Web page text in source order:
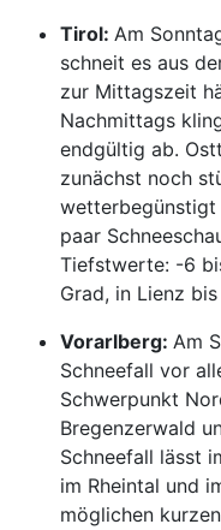
Tirol: Am
schneit es aus
zur Mittagszeit
Nachmittags
endgültig ab.
zunächst noch
wetterbegünstigt
paar
Tiefstwerte: -6
Grad, in Lienz
Vorarlberg: Am
Schneefall vor
Schwerpunkt
Bregenzerwald
Schneefall lässt
im Rheintal und
möglichen